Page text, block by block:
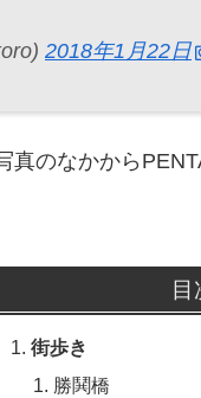
2018年1月22日
真のなかから
目
街歩き
勝鬨橋